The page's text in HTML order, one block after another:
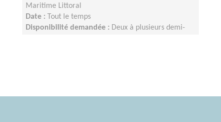
Maritime Littoral
Date :
Tout le temps
Disponibilité demandée : Deux à plusieurs demi-